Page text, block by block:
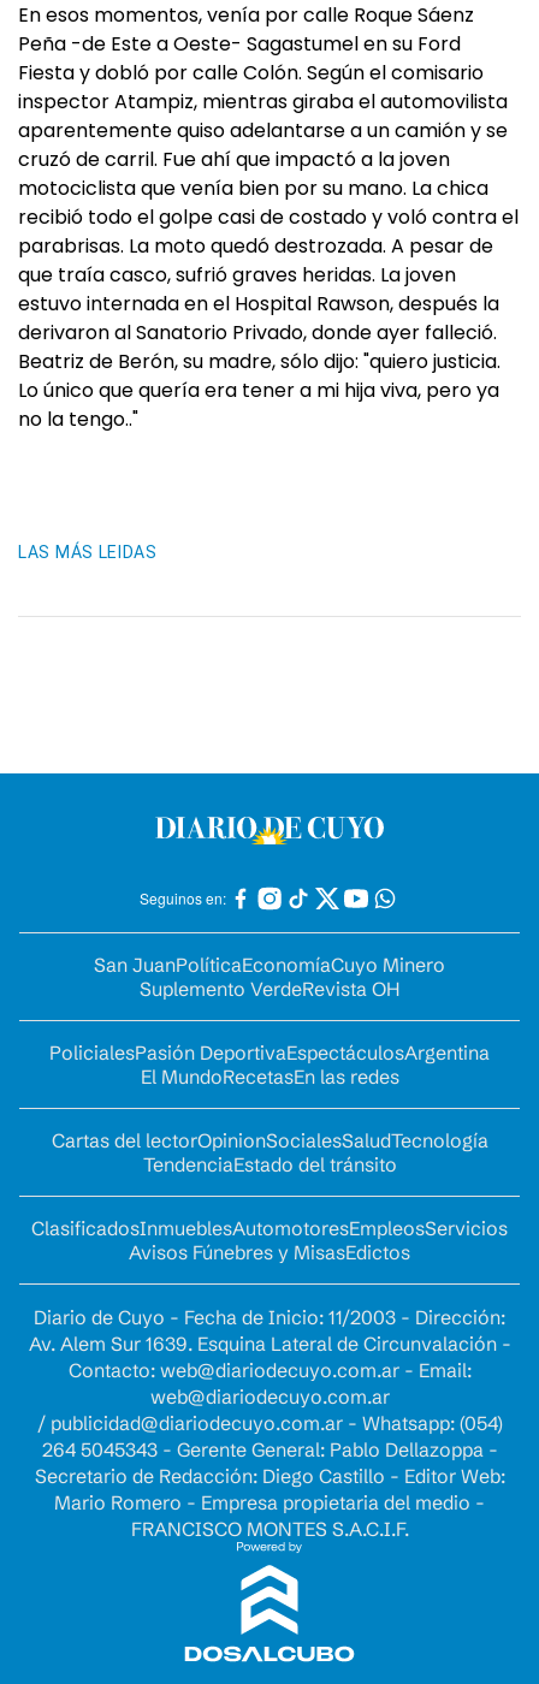
En esos momentos, venía por calle Roque Sáenz
Peña -de Este a Oeste- Sagastumel en su Ford
Fiesta y dobló por calle Colón. Según el comisario
inspector Atampiz, mientras giraba el automovilista
aparentemente quiso adelantarse a un camión y se
cruzó de carril. Fue ahí que impactó a la joven
motociclista que venía bien por su mano. La chica
recibió todo el golpe casi de costado y voló contra el
parabrisas. La moto quedó destrozada. A pesar de
que traía casco, sufrió graves heridas. La joven
estuvo internada en el Hospital Rawson, después la
derivaron al Sanatorio Privado, donde ayer falleció.
Beatriz de Berón, su madre, sólo dijo: "quiero justicia.
Lo único que quería era tener a mi hija viva, pero ya
no la tengo.."
LAS MÁS LEIDAS
Seguinos en:
San JuanPolíticaEconomíaCuyo Minero
Suplemento VerdeRevista OH
PolicialesPasión DeportivaEspectáculosArgentina
El MundoRecetasEn las redes
Cartas del lectorOpinionSocialesSaludTecnología
TendenciaEstado del tránsito
ClasificadosInmueblesAutomotoresEmpleosServicios
Avisos Fúnebres y MisasEdictos
Diario de Cuyo - Fecha de Inicio: 11/2003 - Dirección:
Av. Alem Sur 1639. Esquina Lateral de Circunvalación -
Contacto: web@diariodecuyo.com.ar- Email:
web@diariodecuyo.com.ar
/ publicidad@diariodecuyo.com.ar- Whatsapp: (054)
264 5045343 - Gerente General: Pablo Dellazoppa -
Secretario de Redacción: Diego Castillo - Editor Web:
Mario Romero - Empresa propietaria del medio -
FRANCISCO MONTES S.A.C.I.F.